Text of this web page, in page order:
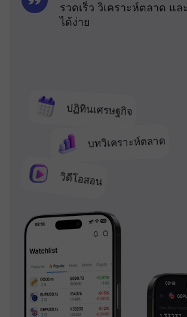
ปฏิทินเศรษฐกิจ
บทวิเคราะห์ตลาด
วิดีโอสอน
รวดเร็ว วิเคราะห์ตลาด แ
ได้ง่าย